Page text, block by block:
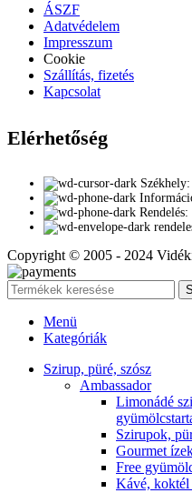
ÁSZF
Adatvédelem
Impresszum
Cookie
Szállítás, fizetés
Kapcsolat
Elérhetőség
Copyright © 2005 - 2024
Menü
Kategóriák
Szirup, püré, szósz
Ambassador
Limonádé
Szirupok,
Gourmet
Free
Kávé,